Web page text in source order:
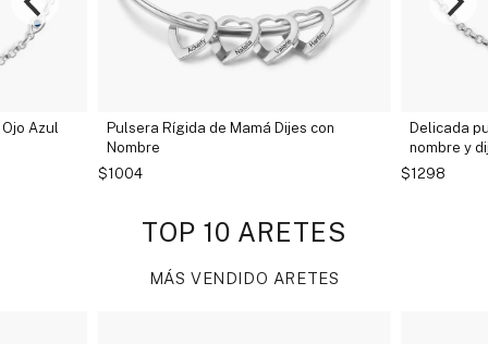
con
Delicada pulsera personalizada con
nombre y dije de piedra de nacimiento
$1298
$1298
TOP 10 ARETES
MÁS VENDIDO ARETES